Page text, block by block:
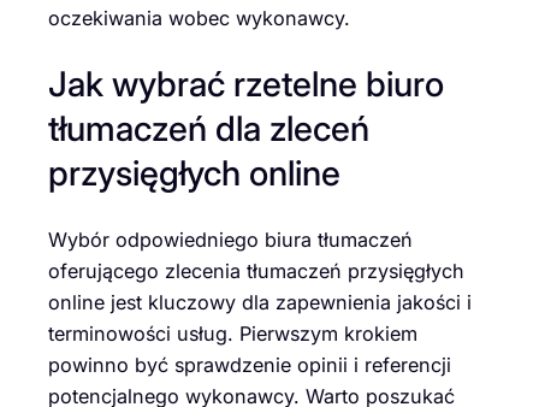
oczekiwania wobec wykonawcy.
Jak wybrać rzetelne biuro
tłumaczeń dla zleceń
przysięgłych online
Wybór odpowiedniego biura tłumaczeń
oferującego zlecenia tłumaczeń przysięgłych
online jest kluczowy dla zapewnienia jakości i
terminowości usług. Pierwszym krokiem
powinno być sprawdzenie opinii i referencji
potencjalnego wykonawcy. Warto poszukać